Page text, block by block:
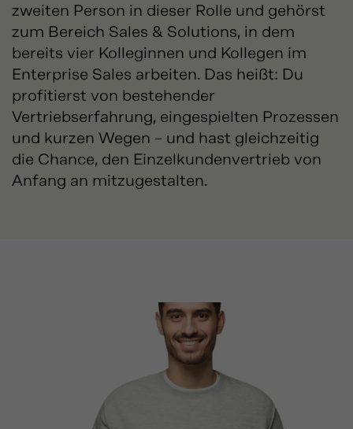
zweiten Person in dieser Rolle und gehörst
zum Bereich Sales & Solutions, in dem
bereits vier Kolleginnen und Kollegen im
Enterprise Sales arbeiten. Das heißt: Du
profitierst von bestehender
Vertriebserfahrung, eingespielten Prozessen
und kurzen Wegen – und hast gleichzeitig
die Chance, den Einzelkundenvertrieb von
Anfang an mitzugestalten.